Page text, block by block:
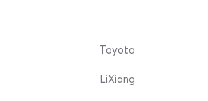
Toyota
LiXiang